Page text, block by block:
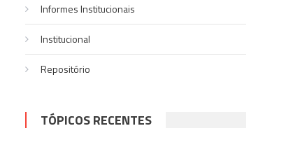
Informes Institucionais
Institucional
Repositório
TÓPICOS RECENTES